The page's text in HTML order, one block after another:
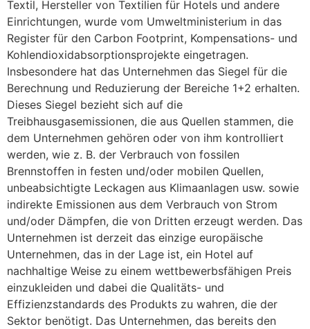
Textil, Hersteller von Textilien für Hotels und andere
Einrichtungen, wurde vom Umweltministerium in das
Register für den Carbon Footprint, Kompensations- und
Kohlendioxidabsorptionsprojekte eingetragen.
Insbesondere hat das Unternehmen das Siegel für die
Berechnung und Reduzierung der Bereiche 1+2 erhalten.
Dieses Siegel bezieht sich auf die
Treibhausgasemissionen, die aus Quellen stammen, die
dem Unternehmen gehören oder von ihm kontrolliert
werden, wie z. B. der Verbrauch von fossilen
Brennstoffen in festen und/oder mobilen Quellen,
unbeabsichtigte Leckagen aus Klimaanlagen usw. sowie
indirekte Emissionen aus dem Verbrauch von Strom
und/oder Dämpfen, die von Dritten erzeugt werden. Das
Unternehmen ist derzeit das einzige europäische
Unternehmen, das in der Lage ist, ein Hotel auf
nachhaltige Weise zu einem wettbewerbsfähigen Preis
einzukleiden und dabei die Qualitäts- und
Effizienzstandards des Produkts zu wahren, die der
Sektor benötigt. Das Unternehmen, das bereits den